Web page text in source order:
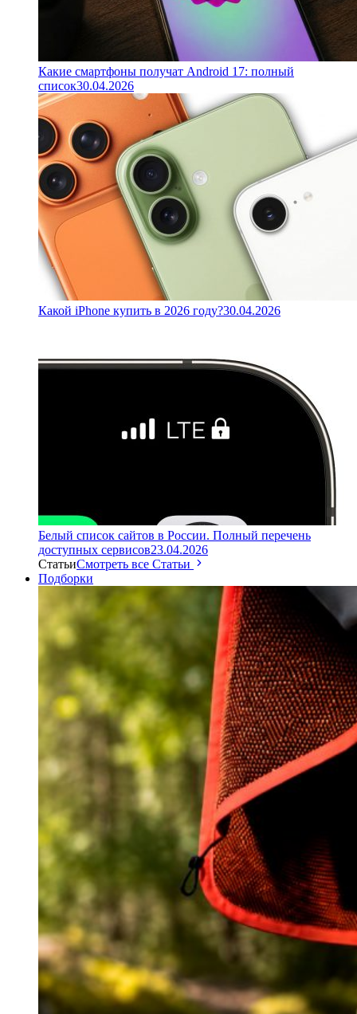
Какие смартфоны получат Android 17: полный
список30.04.2026
Какой iPhone купить в 2026 году?30.04.2026
Белый список сайтов в России. Полный перечень
доступных сервисов23.04.2026
СтатьиСмотреть все Статьи
Подборки